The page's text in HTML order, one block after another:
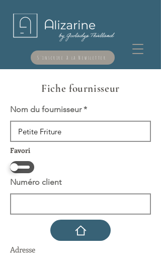
S'inscrire à la Newsletter
Fiche fournisseur
Nom du fournisseur
Favori
Numéro client
Adresse